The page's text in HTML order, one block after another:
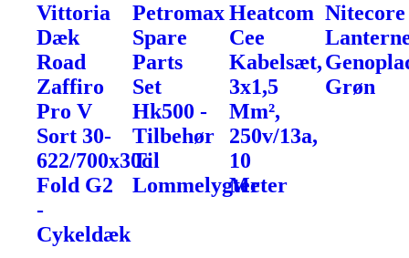
Vittoria
Dæk
Road
Zaffiro
Pro V
Sort 30-
622/700x30c
Fold G2
-
Cykeldæk
Petromax
Spare
Parts
Set
Hk500 -
Tilbehør
Til
Lommelygter
Heatcom
Cee
Kabelsæt,
3x1,5
Mm²,
250v/13a,
10
Meter
Nitecore
Grøn